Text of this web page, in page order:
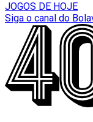
JOGOS DE HOJE
Siga o canal do